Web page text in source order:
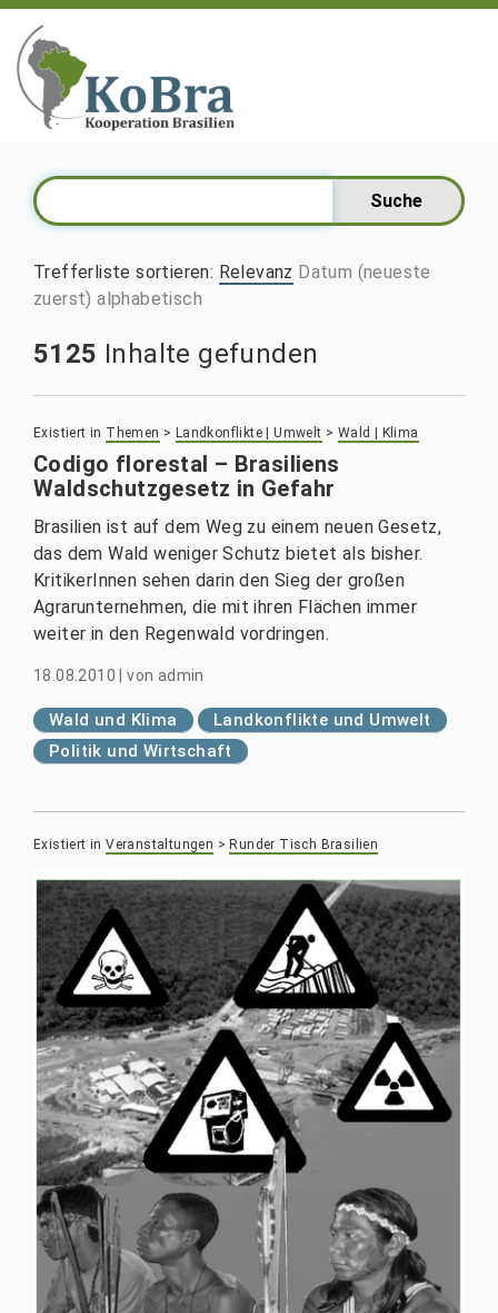
Trefferliste sortieren: Relevanz Datum (neueste
zuerst) alphabetisch
5125 Inhalte gefunden
Existiert in Themen > Landkonflikte | Umwelt > Wald | Klima
Codigo florestal – Brasiliens
Waldschutzgesetz in Gefahr
Brasilien ist auf dem Weg zu einem neuen Gesetz,
das dem Wald weniger Schutz bietet als bisher.
KritikerInnen sehen darin den Sieg der großen
Agrarunternehmen, die mit ihren Flächen immer
weiter in den Regenwald vordringen.
18.08.2010 |von admin
Wald und Klima
Landkonflikte und Umwelt
Politik und Wirtschaft
Existiert in Veranstaltungen > Runder Tisch Brasilien